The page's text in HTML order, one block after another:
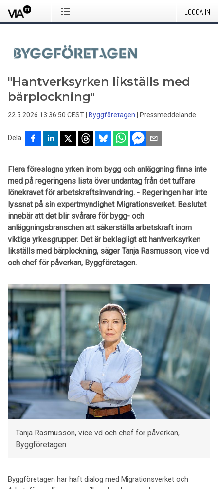
LOGGA IN
"Hantverksyrken likställs med
bärplockning"
22.5.2026 13:36:50 CEST Byggföretagen Pressmeddelande
Dela
Flera föreslagna yrken inom bygg och anläggning finns inte
med på regeringens lista över undantag från det tuffare
lönekravet för arbetskraftsinvandring. - Regeringen har inte
lyssnat på sin expertmyndighet Migrationsverket. Beslutet
innebär att det blir svårare för bygg- och
anläggningsbranschen att säkerställa arbetskraft inom
viktiga yrkesgrupper. Det är beklagligt att hantverksyrken
likställs med bärplockning, säger Tanja Rasmusson, vice vd
och chef för påverkan, Byggföretagen.
Tanja Rasmusson, vice vd och chef för påverkan,
Byggföretagen.
Byggföretagen har haft dialog med Migrationsverket och